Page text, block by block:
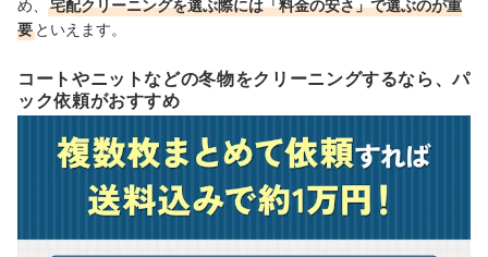
め、
宅配クリーニングを選ぶ際には「料金の安さ」で選ぶのが重
要 といえます。
コートやニットなどの冬物をクリーニングするなら、パ
ック依頼がおすすめ